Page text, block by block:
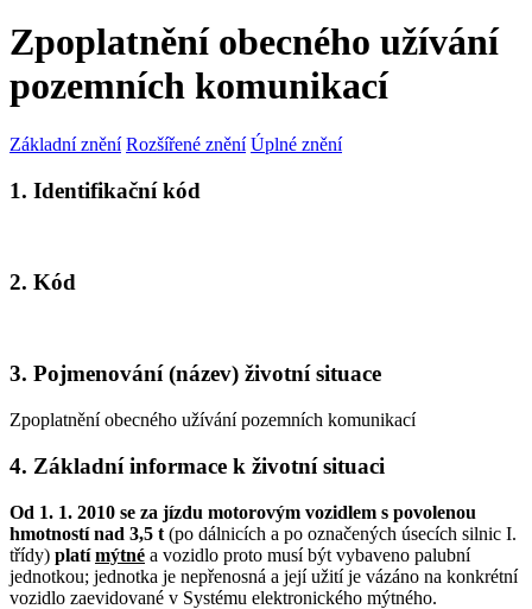
Zpoplatnění obecného užívání
pozemních komunikací
Základní znění Rozšířené znění Úplné znění
1. Identifikační kód
2. Kód
3. Pojmenování (název) životní situace
Zpoplatnění obecného užívání pozemních komunikací
4. Základní informace k životní situaci
Od 1. 1. 2010 se za jízdu motorovým vozidlem s povolenou
hmotností nad 3,5 t (po dálnicích a po označených úsecích silnic I.
třídy) platímýtné a vozidlo proto musí být vybaveno palubní
jednotkou; jednotka je nepřenosná a její užití je vázáno na konkrétní
vozidlo zaevidované v Systému elektronického mýtného.